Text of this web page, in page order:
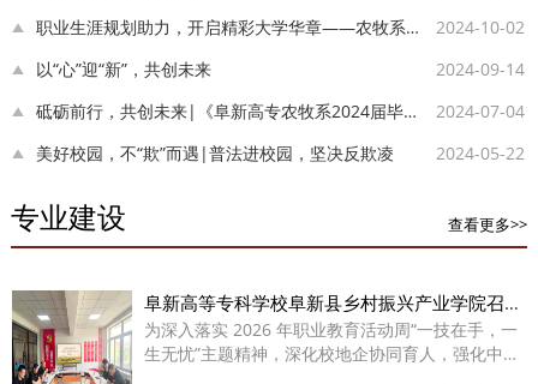
2024-10-02
职业生涯规划助力，开启精彩大学华章——农牧系新生专业教育
2024-09-14
以“心”迎“新”，共创未来
2024-07-04
砥砺前行，共创未来|《阜新高专农牧系2024届毕业典礼暨2025届实习...
2024-05-22
美好校园，不“欺”而遇|普法进校园，坚决反欺凌
专业建设 查看更多>>
阜新高等专科学校阜新县乡村振兴产业学院召开专题研讨会
为深入落实 2026 年职业教育活动周“一技在手，一
生无忧”主题精神，深化校地企协同育人，强化中高